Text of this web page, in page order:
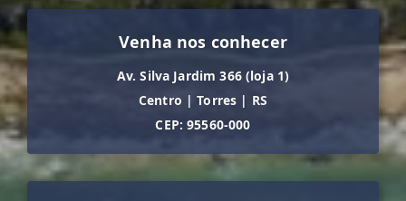
Venha nos conhecer
Av. Silva Jardim 366 (loja 1)
Centro | Torres | RS
CEP: 95560-000